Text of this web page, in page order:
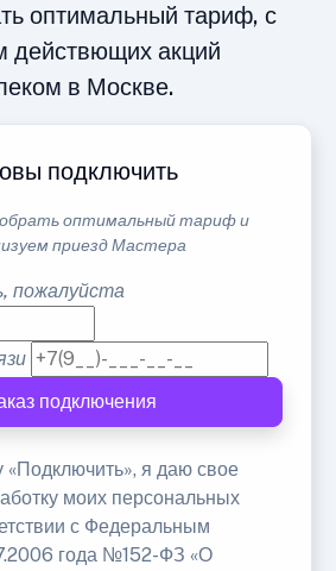
оптимальный тариф, с
действющих акций
в Москве.
подключить
оптимальный тариф и
приезд Мастера
пожалуйста
подключения
я даю свое
моих персональных
с Федеральным
года №152-ФЗ «О